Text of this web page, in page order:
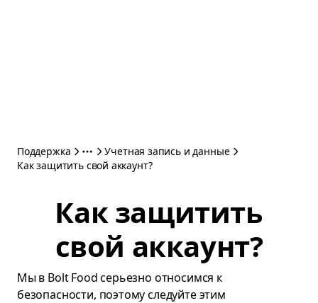
Поддержка
Учетная запись и данные
Как защитить свой аккаунт?
Как защитить
свой аккаунт?
Мы в Bolt Food серьезно относимся к
безопасности, поэтому следуйте этим